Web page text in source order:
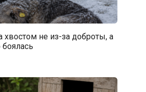
хвостом не из-за доброты, а
боялась